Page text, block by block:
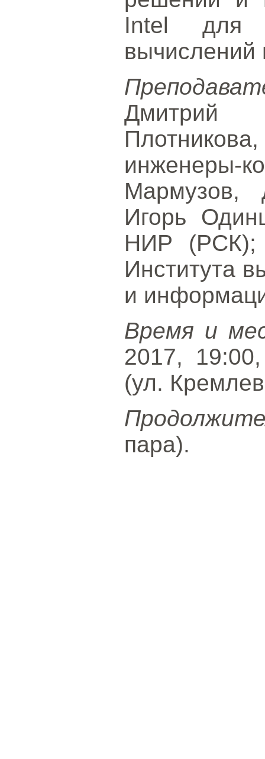
Intel для
вычислений
инженеры-
Мармузов,
Игорь
НИР (РСК);
Института
и
Время и
2017,
(ул.
пара).